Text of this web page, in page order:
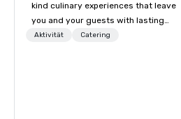
kind culinary experiences that leave
you and your guests with lasting
memories and satiated palates. Every
Aktivität Catering